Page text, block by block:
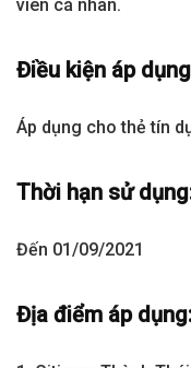
viên cá nhân.
Điều kiện áp
Áp dụng cho thẻ tín
Thời hạn sử
Đến 01/09/2021
Địa điểm áp